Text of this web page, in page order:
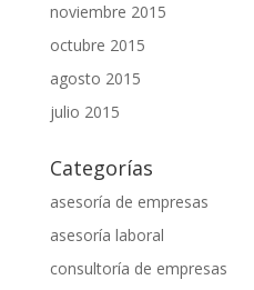
noviembre 2015
octubre 2015
agosto 2015
julio 2015
Categorías
asesoría de empresas
asesoría laboral
consultoría de empresas